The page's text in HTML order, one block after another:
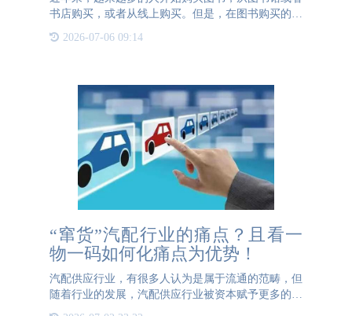
书店购买，或者从线上购买。但是，在图书购买的过
京图书防伪标签在图书销售和管理中起着很重要的作
2026-07-06 09:14
“窜货”汽配行业的痛点？且看一
物一码如何化痛点为优势！
汽配供应行业，有很多人认为是属于流通的范畴，但
随着行业的发展，汽配供应行业被资本赋予更多的职